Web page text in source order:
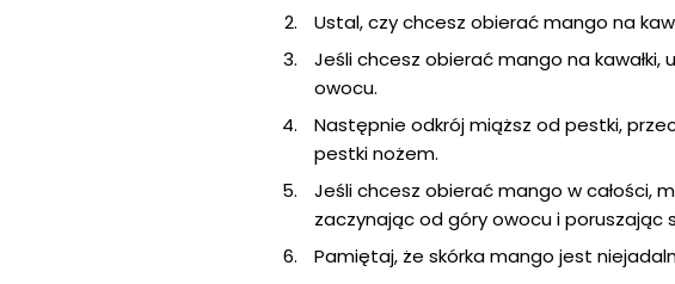
Ustal, czy chcesz obierać mango na
Jeśli chcesz obierać mango na kawałki,
owocu.
Następnie odkrój miąższ od pestki,
pestki nożem.
Jeśli chcesz obierać mango w całości,
zaczynając od góry owocu i poruszając
Pamiętaj, że skórka mango jest